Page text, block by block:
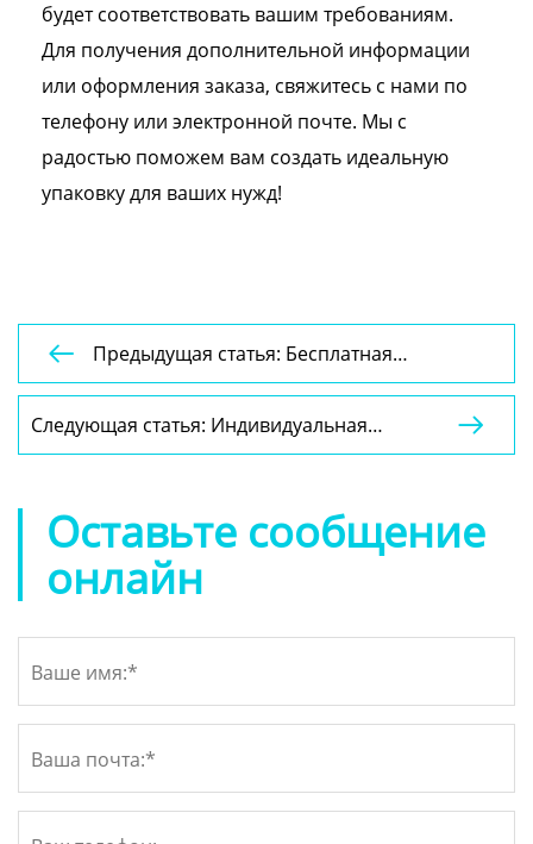
будет соответствовать вашим требованиям.
Для получения дополнительной информации
или оформления заказа, свяжитесь с нами по
телефону или электронной почте. Мы с
радостью поможем вам создать идеальную
упаковку для ваших нужд!

Предыдущая статья: Бесплатная
разработка индивидуального дизайна
роскошная жесткая бумажная подарочная
коробка с вашим логотипом
Следующая статья: Индивидуальная
картонная упаковка, подарочная коробка,

Оставьте сообщение
онлайн